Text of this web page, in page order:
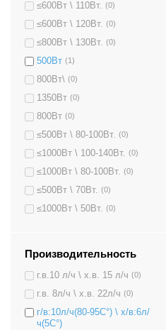
≤600Вт \ 110Вт. (0)
≤600Вт \ 120Вт. (0)
≤800Вт \ 130Вт. (0)
500Вт (1)
800Вт\ (0)
1350Вт (0)
800Вт (0)
≤500Вт \ 80-100Вт. (0)
≤1000Вт \ 100-140Вт. (0)
≤1000Вт \ 80-100Вт. (0)
≤500Вт \ 70Вт. (0)
≤1000Вт \ 50Вт. (0)
Производительность
г.в.10 л/ч \ х.в. 15 л/ч (0)
г.в. 8л/ч \ х.в. 22л/ч (0)
г/в:10л/ч(80-95C°) \ х/в:6л/
ч(5C°)